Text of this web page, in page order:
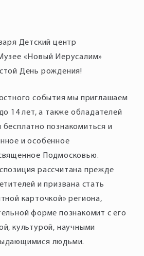
Детский центр
«Новый Иерусалим»
события мы приглашаем
14 лет, а также обладателей
бесплатно познакомиться и
и особенное
Подмосковью.
рассчитана прежде
и призвана стать
карточкой» региона,
форме познакомит с его
культурой, научными